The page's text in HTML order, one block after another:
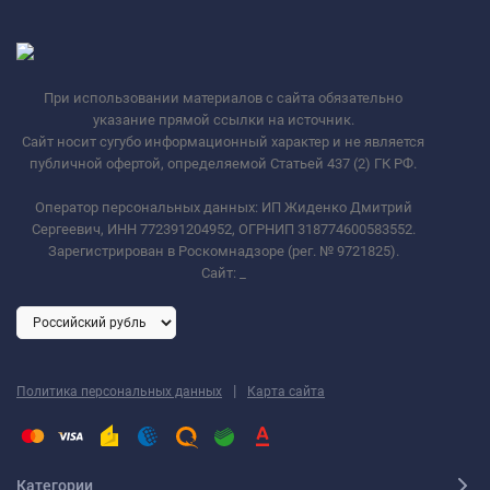
При использовании материалов с сайта обязательно
указание прямой ссылки на источник.
Сайт носит сугубо информационный характер и не является
публичной офертой, определяемой Статьей 437 (2) ГК РФ.
Оператор персональных данных: ИП Жиденко Дмитрий
Сергеевич, ИНН 772391204952, ОГРНИП 318774600583552.
Зарегистрирован в Роскомнадзоре (рег. № 9721825).
Сайт:
Политика персональных данных | Карта сайта
Категории